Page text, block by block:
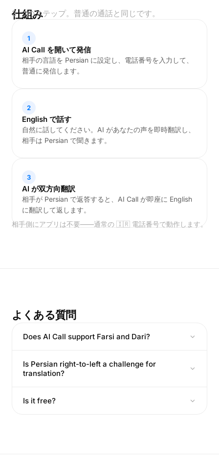
仕組み
3 つのステップ。普通の通話と同じです。
1
AI Call を開いて発信
相手の言語を Persian に設定し、電話番号を入力して、
普通に発信します。
2
English で話す
自然に話してください。AI があなたの声を即時翻訳し、
相手は Persian で聞きます。
3
AI が双方向翻訳
相手が Persian で返答すると、AI Call が即座に English
に翻訳して返します。
相手側にアプリは不要——通常の 🇮🇷 電話番号で動作します。
よくある質問
Does AI Call support Farsi and Dari?
Is Persian right-to-left a challenge for
translation?
Is it free?